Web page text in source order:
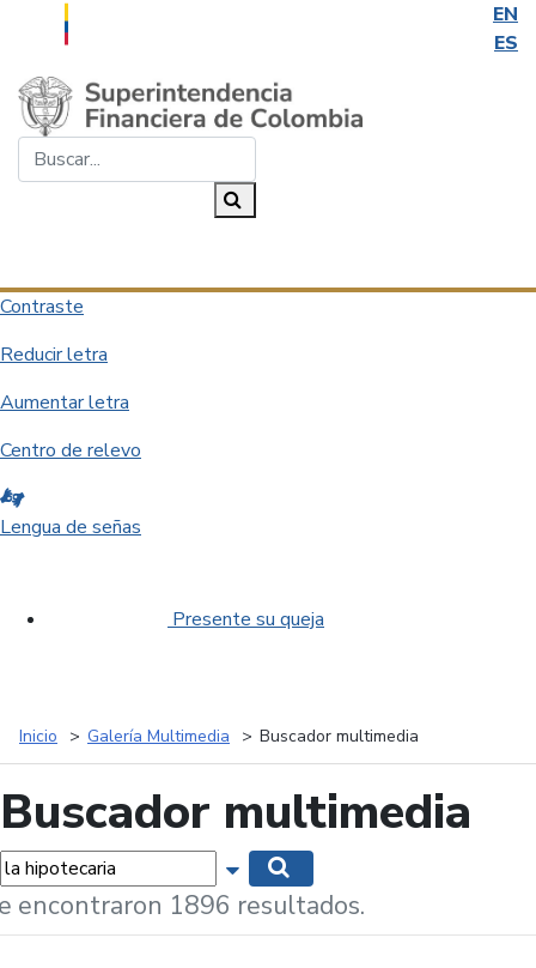
EN
ES
Saltar al contenido principal
Contraste
Reducir letra
Aumentar letra
Centro de relevo
Lengua de señas
Presente su queja
Inicio Galería Multimedia Buscador multimedia
Buscador multimedia
Mostrar opciones de búsqueda
encontraron 1896 resultados.